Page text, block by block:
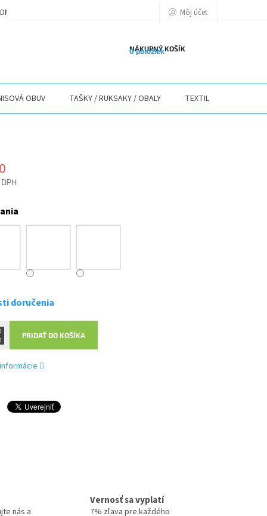
PODMIENKY OCHRANY OSOBNÝCH ÚDAJOVMôj účet
NÁKUPNÝ KOŠÍK
0 položiek
OBUV TAŠKY / RUKSAKY / OBALY TEXTIL
doručenia
PRIDAŤ DO KOŠÍKA
nás a
Vernosť sa vyplatí
7% zľava pre každého